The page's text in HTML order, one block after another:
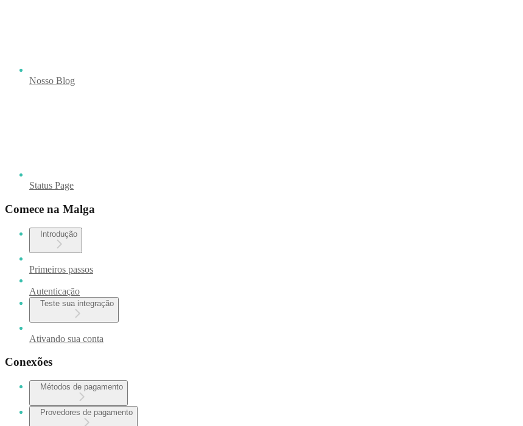
Nosso Blog
Status Page
Comece na Malga
Introdução
Primeiros passos
Autenticação
Teste sua integração
Ativando sua conta
Conexões
Métodos de pagamento
Provedores de pagamento